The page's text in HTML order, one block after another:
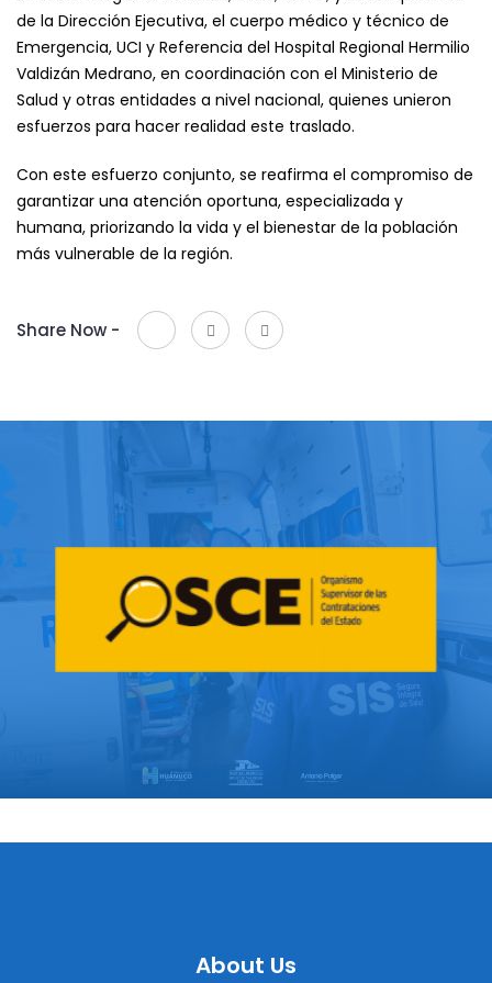
de la Dirección Ejecutiva, el cuerpo médico y técnico de
Emergencia, UCI y Referencia del Hospital Regional Hermilio
Valdizán Medrano, en coordinación con el Ministerio de
Salud y otras entidades a nivel nacional, quienes unieron
esfuerzos para hacer realidad este traslado.
Con este esfuerzo conjunto, se reafirma el compromiso de
garantizar una atención oportuna, especializada y
humana, priorizando la vida y el bienestar de la población
más vulnerable de la región.
Share Now -
About Us